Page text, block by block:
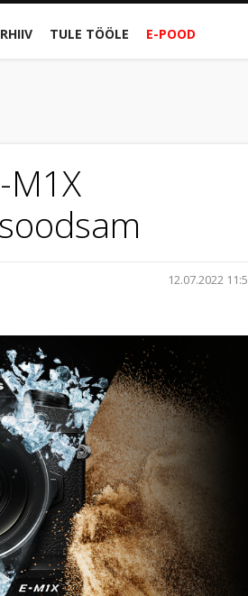
TULE TÖÖLE E-POOD
12.07.2022